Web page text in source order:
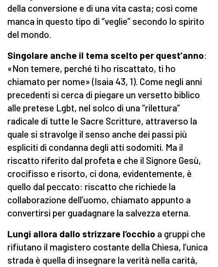
della conversione e di una vita casta; così come
manca in questo tipo di “veglie” secondo lo spirito
del mondo.
Singolare anche il tema scelto per quest’anno:
«Non temere, perché ti ho riscattato, ti ho
chiamato per nome» (Isaia 43, 1). Come negli anni
precedenti si cerca di piegare un versetto biblico
alle pretese Lgbt, nel solco di una “rilettura”
radicale di tutte le Sacre Scritture, attraverso la
quale si stravolge il senso anche dei passi più
espliciti di condanna degli atti sodomiti. Ma il
riscatto riferito dal profeta e che il Signore Gesù,
crocifisso e risorto, ci dona, evidentemente, è
quello dal peccato: riscatto che richiede la
collaborazione dell’uomo, chiamato appunto a
convertirsi per guadagnare la salvezza eterna.
Lungi allora dallo strizzare l’occhio a gruppi che
rifiutano il magistero costante della Chiesa, l’unica
strada è quella di insegnare la verità nella carità,